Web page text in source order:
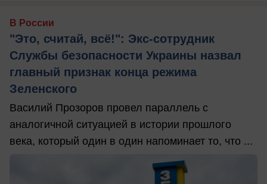
В России
"Это, считай, всё!": Экс-сотрудник
Службы безопасности Украины назвал
главный признак конца режима
Зеленского
Василий Прозоров провел параллель с
аналогичной ситуацией в истории прошлого
века, который один в один напоминает то, что ...